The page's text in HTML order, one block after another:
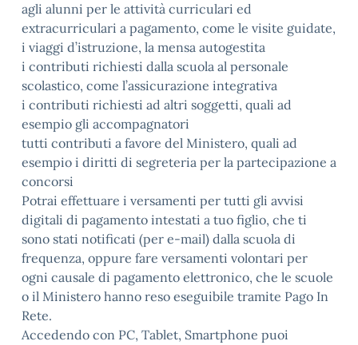
agli alunni per le attività curriculari ed
extracurriculari a pagamento, come le visite guidate,
i viaggi d’istruzione, la mensa autogestita
i contributi richiesti dalla scuola al personale
scolastico, come l’assicurazione integrativa
i contributi richiesti ad altri soggetti, quali ad
esempio gli accompagnatori
tutti contributi a favore del Ministero, quali ad
esempio i diritti di segreteria per la partecipazione a
concorsi
Potrai effettuare i versamenti per tutti gli avvisi
digitali di pagamento intestati a tuo figlio, che ti
sono stati notificati (per e-mail) dalla scuola di
frequenza, oppure fare versamenti volontari per
ogni causale di pagamento elettronico, che le scuole
o il Ministero hanno reso eseguibile tramite Pago In
Rete.
Accedendo con PC, Tablet, Smartphone puoi